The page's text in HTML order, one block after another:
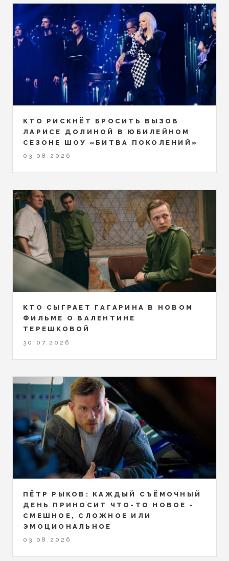
КТО РИСКНЁТ БРОСИТЬ ВЫЗОВ
ЛАРИСЕ ДОЛИНОЙ В ЮБИЛЕЙНОМ
СЕЗОНЕ ШОУ «БИТВА ПОКОЛЕНИЙ»
03.08.2026
КТО СЫГРАЕТ ГАГАРИНА В НОВОМ
ФИЛЬМЕ О ВАЛЕНТИНЕ
ТЕРЕШКОВОЙ
30.07.2026
ПЁТР РЫКОВ: КАЖДЫЙ СЪЁМОЧНЫЙ
ДЕНЬ ПРИНОСИТ ЧТО-ТО НОВОЕ -
СМЕШНОЕ, СЛОЖНОЕ ИЛИ
ЭМОЦИОНАЛЬНОЕ
03.08.2026